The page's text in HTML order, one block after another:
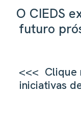
O CIEDS
futuro
<<< Clique
iniciativas